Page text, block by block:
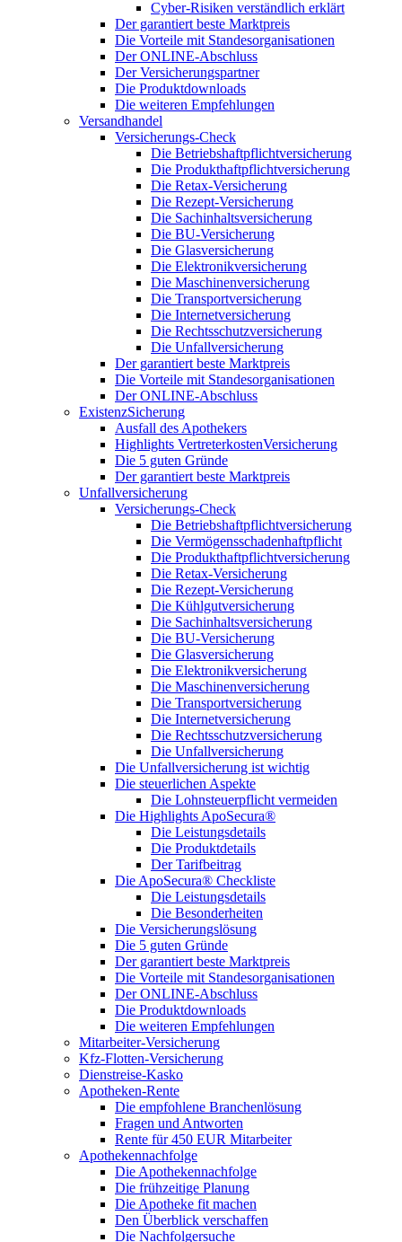
Cyber-Risiken verständlich erklärt
Der garantiert beste Marktpreis
Die Vorteile mit Standesorganisationen
Der ONLINE-Abschluss
Der Versicherungspartner
Die Produktdownloads
Die weiteren Empfehlungen
Versandhandel
Versicherungs-Check
Die Betriebshaftpflichtversicherung
Die Produkthaftpflichtversicherung
Die Retax-Versicherung
Die Rezept-Versicherung
Die Sachinhaltsversicherung
Die BU-Versicherung
Die Glasversicherung
Die Elektronikversicherung
Die Maschinenversicherung
Die Transportversicherung
Die Internetversicherung
Die Rechtsschutzversicherung
Die Unfallversicherung
Der garantiert beste Marktpreis
Die Vorteile mit Standesorganisationen
Der ONLINE-Abschluss
ExistenzSicherung
Ausfall des Apothekers
Highlights VertreterkostenVersicherung
Die 5 guten Gründe
Der garantiert beste Marktpreis
Unfallversicherung
Versicherungs-Check
Die Betriebshaftpflichtversicherung
Die Vermögensschadenhaftpflicht
Die Produkthaftpflichtversicherung
Die Retax-Versicherung
Die Rezept-Versicherung
Die Kühlgutversicherung
Die Sachinhaltsversicherung
Die BU-Versicherung
Die Glasversicherung
Die Elektronikversicherung
Die Maschinenversicherung
Die Transportversicherung
Die Internetversicherung
Die Rechtsschutzversicherung
Die Unfallversicherung
Die Unfallversicherung ist wichtig
Die steuerlichen Aspekte
Die Lohnsteuerpflicht vermeiden
Die Highlights ApoSecura®
Die Leistungsdetails
Die Produktdetails
Der Tarifbeitrag
Die ApoSecura® Checkliste
Die Leistungsdetails
Die Besonderheiten
Die Versicherungslösung
Die 5 guten Gründe
Der garantiert beste Marktpreis
Die Vorteile mit Standesorganisationen
Der ONLINE-Abschluss
Die Produktdownloads
Die weiteren Empfehlungen
Mitarbeiter-Versicherung
Kfz-Flotten-Versicherung
Dienstreise-Kasko
Apotheken-Rente
Die empfohlene Branchenlösung
Fragen und Antworten
Rente für 450 EUR Mitarbeiter
Apothekennachfolge
Die Apothekennachfolge
Die frühzeitige Planung
Die Apotheke fit machen
Den Überblick verschaffen
Die Nachfolgersuche